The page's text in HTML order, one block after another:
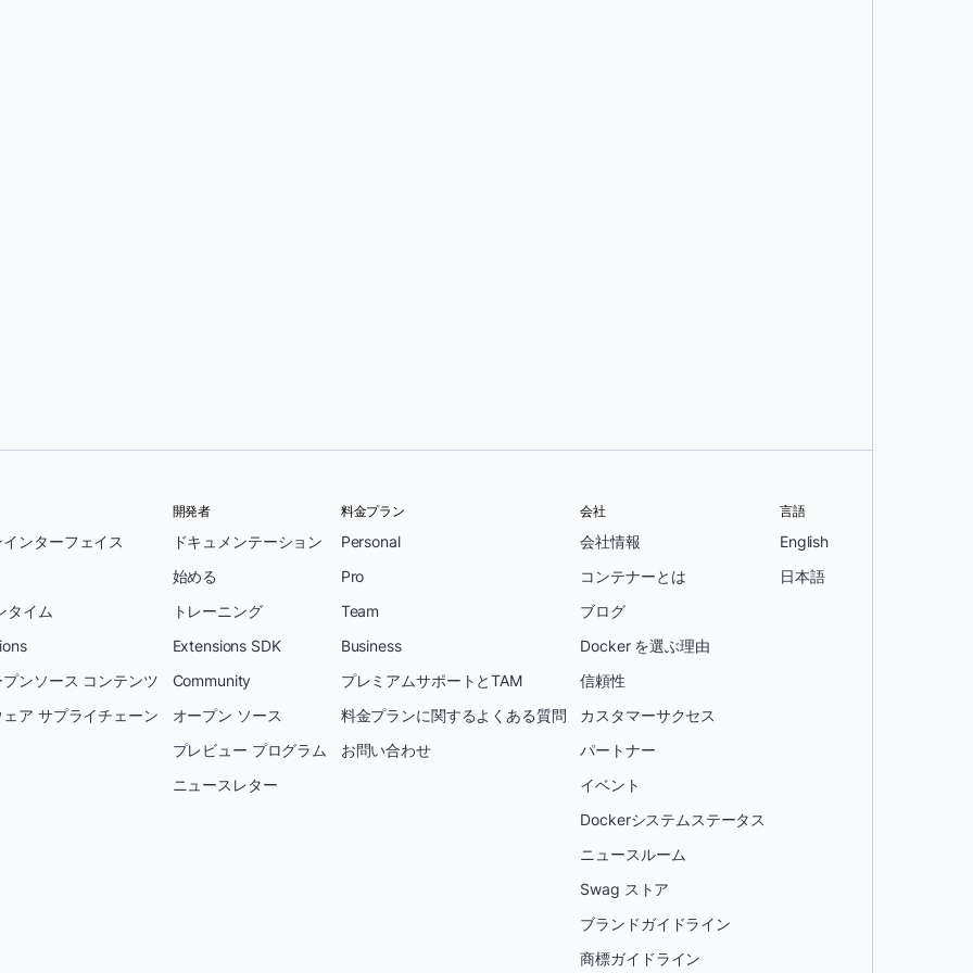
ンターフェイス
タイム
ンソース コンテンツ
ア サプライチェーン
開発者
ドキュメンテーション
始める
トレーニング
Extensions SDK
Community
オープン ソース
プレビュー プログラム
ニュースレター
料金プラン
Personal
Pro
Team
Business
プレミアムサポートとTAM
料金プランに関するよくある質問
お問い合わせ
会社
会社情報
コンテナーとは
ブログ
Docker を選ぶ理由
信頼性
カスタマーサクセス
パートナー
イベント
Dockerシステムステータス
ニュースルーム
Swag ストア
ブランドガイドライン
商標ガイドライン
言語
English
日本語